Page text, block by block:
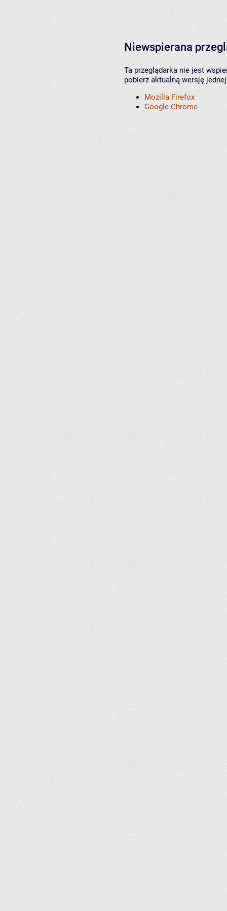
Niewspierana
Ta przeglądarka nie jest
pobierz aktualną wersję
Mozilla Firefox
Google Chrome